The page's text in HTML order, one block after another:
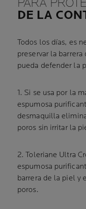
PARA
DE LA
Todos los días, es
preservar la
pueda defender la
1. Si se usa por la
espumosa
desmaquilla
poros sin irritar la
2. Toleriane Ultra
espumosa
barrera de la piel y
poros.